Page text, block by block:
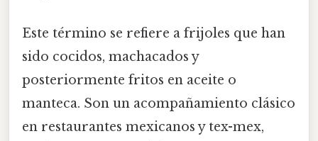
Este término se refiere a frijoles que han
sido cocidos, machacados y
posteriormente fritos en aceite o
manteca. Son un acompañamiento clásico
en restaurantes mexicanos y tex-mex,